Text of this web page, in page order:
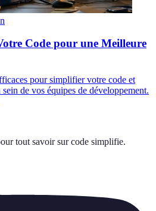
Code pour une Meilleure
pour simplifier votre code et
de vos équipes de développement.
tout savoir sur code simplifie.